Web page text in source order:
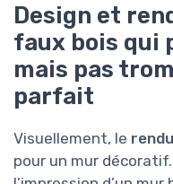
Design et
faux bois qui
mais pas
parfait
Visuellement, le
pour un mur